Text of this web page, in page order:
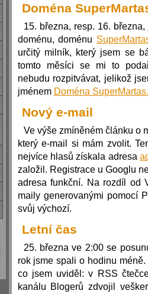
Doména
15. března, resp. 16.
doménu, doménu
určitý milník, který jsem se
tomto měsíci se mi to
nebudu rozpitvávat, jelikož
jménem Doména
Nový e-mail
Ve výše zmíněném článku o
který e-mail si mám zvolit.
nejvíce hlasů získala adresa
založil. Registrace u Googlu
adresa funkční. Na rozdíl od
maily generovanými pomocí
svůj výchozí.
Letní čas
25. března ve 2:00 se
rok jsme spali o hodinu
co jsem uviděl: v RSS
kanálu Blogerů zdvojil